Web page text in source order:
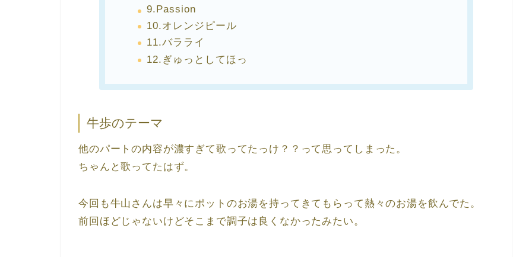
9.Passion
10.オレンジピール
11.バラライ
12.ぎゅっとしてほっ
牛歩のテーマ
他のパートの内容が濃すぎて歌ってたっけ？？って思ってしまった。
ちゃんと歌ってたはず。
今回も牛山さんは早々にポットのお湯を持ってきてもらって熱々のお湯を飲んでた。
前回ほどじゃないけどそこまで調子は良くなかったみたい。